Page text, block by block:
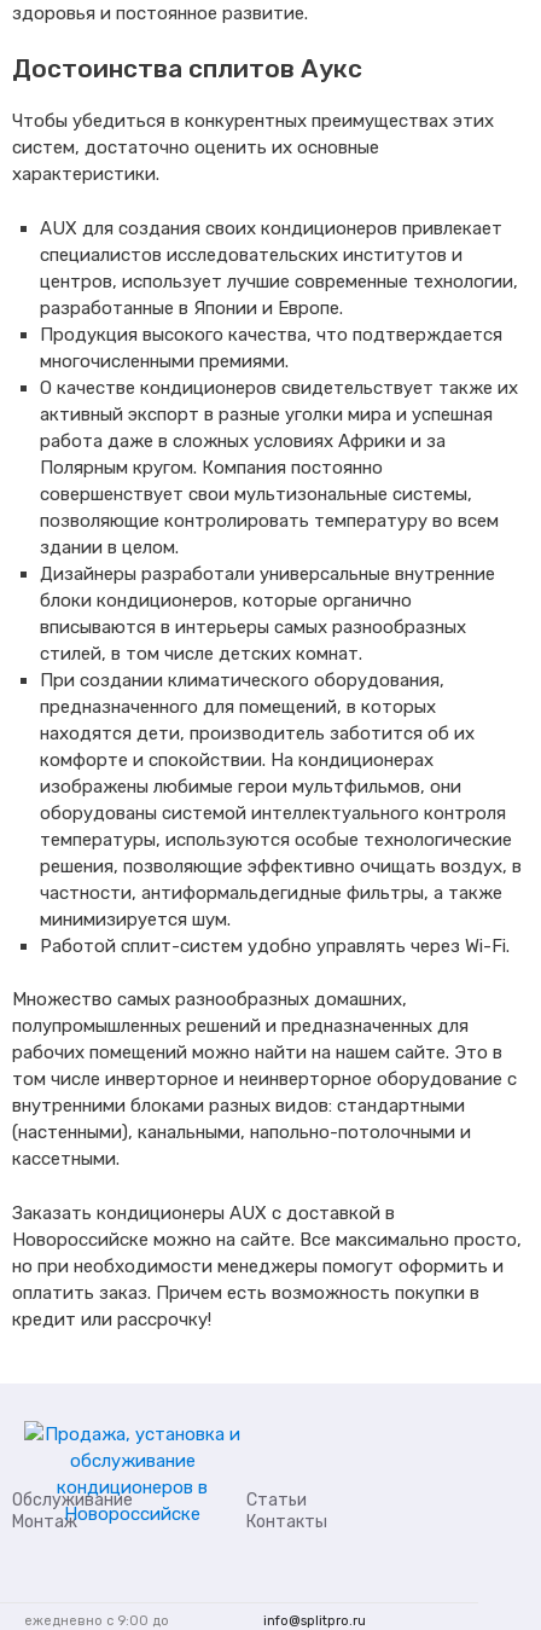
здоровья и постоянное развитие.
Достоинства сплитов Аукс
Чтобы убедиться в конкурентных преимуществах этих
систем, достаточно оценить их основные
характеристики.
AUX для создания своих кондиционеров привлекает
специалистов исследовательских институтов и
центров, использует лучшие современные технологии,
разработанные в Японии и Европе.
Продукция высокого качества, что подтверждается
многочисленными премиями.
О качестве кондиционеров свидетельствует также их
активный экспорт в разные уголки мира и успешная
работа даже в сложных условиях Африки и за
Полярным кругом. Компания постоянно
совершенствует свои мультизональные системы,
позволяющие контролировать температуру во всем
здании в целом.
Дизайнеры разработали универсальные внутренние
блоки кондиционеров, которые органично
вписываются в интерьеры самых разнообразных
стилей, в том числе детских комнат.
При создании климатического оборудования,
предназначенного для помещений, в которых
находятся дети, производитель заботится об их
комфорте и спокойствии. На кондиционерах
изображены любимые герои мультфильмов, они
оборудованы системой интеллектуального контроля
температуры, используются особые технологические
решения, позволяющие эффективно очищать воздух, в
частности, антиформальдегидные фильтры, а также
минимизируется шум.
Работой сплит-систем удобно управлять через Wi-Fi.
Множество самых разнообразных домашних,
полупромышленных решений и предназначенных для
рабочих помещений можно найти на нашем сайте. Это в
том числе инверторное и неинверторное оборудование с
внутренними блоками разных видов: стандартными
(настенными), канальными, напольно-потолочными и
кассетными.
Заказать кондиционеры AUX с доставкой в
Новороссийске можно на сайте. Все максимально просто,
но при необходимости менеджеры помогут оформить и
оплатить заказ. Причем есть возможность покупки в
кредит или рассрочку!
Обслуживание
Монтаж
Статьи
Контакты
info@splitpro.ru
ежедневно с 9:00 до